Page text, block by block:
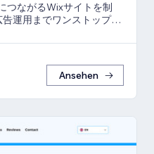
つながるWixサイトを制
運用までワンストップ
Ansehen